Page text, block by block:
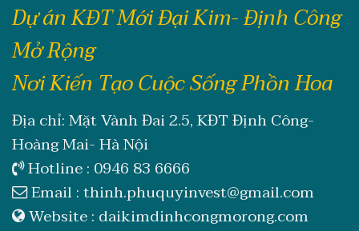
Dự án KĐT Mới Đại Kim- Định Công
Mở Rộng
Nơi Kiến Tạo Cuộc Sống Phồn Hoa
Địa chỉ: Mặt Vành Đai 2.5, KĐT Định Công-
Hoàng Mai- Hà Nội
Hotline : 0946 83 6666
Email :thinh.phuquyinvest@gmail.com
Website : daikimdinhcongmorong.com